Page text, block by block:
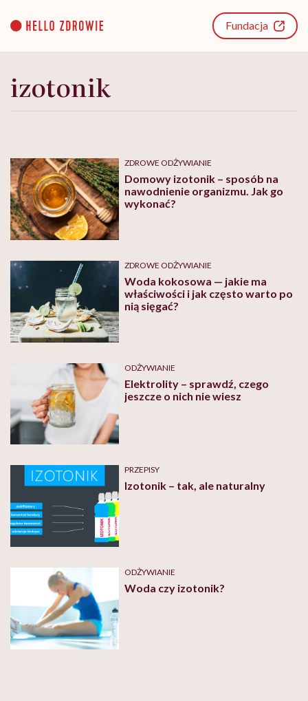
content
Fundacja
izotonik
ZDROWE ODŻYWIANIE
Domowy izotonik – sposób na
nawodnienie organizmu. Jak go
wykonać?
ZDROWE ODŻYWIANIE
Woda kokosowa — jakie ma
właściwości i jak często warto po
nią sięgać?
ODŻYWIANIE
Elektrolity – sprawdź, czego
jeszcze o nich nie wiesz
PRZEPISY
Izotonik – tak, ale naturalny
ODŻYWIANIE
Woda czy izotonik?